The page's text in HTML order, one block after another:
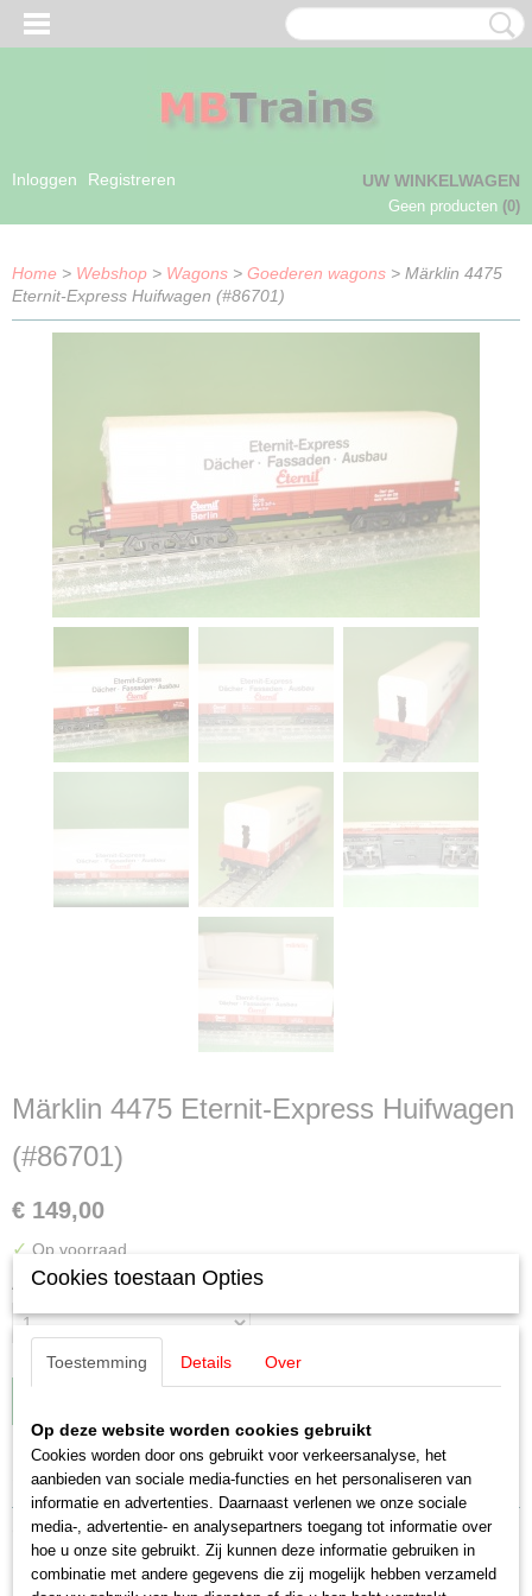
Inloggen Registreren UW WINKELWAGEN
Geen producten (0)
Home > Webshop > Wagons > Goederen wagons > Märklin 4475
Eternit-Express Huifwagen (#86701)
Märklin 4475 Eternit-Express Huifwagen
(#86701)
€ 149,00
✓ Op voorraad
Aantal
Specificaties
Productcode leverancier
4475
Schaal
Omschrijving
Märklin 4475 Eternit-
Cookies toestaan Opties
Toestemming Details Over
Op deze website worden cookies gebruikt
Cookies worden door ons gebruikt voor verkeersanalyse, het
aanbieden van sociale media-functies en het personaliseren van
informatie en advertenties. Daarnaast verlenen we onze sociale
media-, advertentie- en analysepartners toegang tot informatie over
hoe u onze site gebruikt. Zij kunnen deze informatie gebruiken in
combinatie met andere gegevens die zij mogelijk hebben verzameld